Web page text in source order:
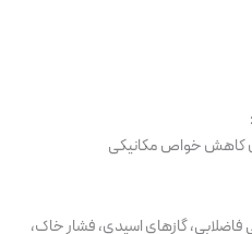
فاضلابی، گازهای اسیدی، فشار خاک،